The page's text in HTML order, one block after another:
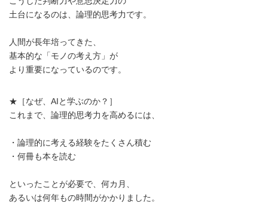
土台になるのは、論理的思考力です。
人間が長年培ってきた、
基本的な「モノの考え方」が
より重要になっているのです。
★［なぜ、AIと学ぶのか？］
これまで、論理的思考力を高めるには、
・論理的に考える経験をたくさん積む
・何冊も本を読む
といったことが必要で、何カ月、
あるいは何年もの時間がかかりました。